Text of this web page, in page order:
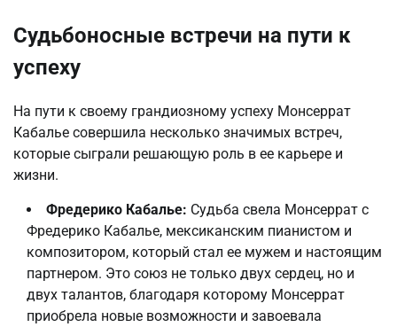
Судьбоносные встречи на пути к
успеху
На пути к своему грандиозному успеху Монсеррат
Кабалье совершила несколько значимых встреч,
которые сыграли решающую роль в ее карьере и
жизни.
Фредерико Кабалье: Судьба свела Монсеррат с
Фредерико Кабалье, мексиканским пианистом и
композитором, который стал ее мужем и настоящим
партнером. Это союз не только двух сердец, но и
двух талантов, благодаря которому Монсеррат
приобрела новые возможности и завоевала